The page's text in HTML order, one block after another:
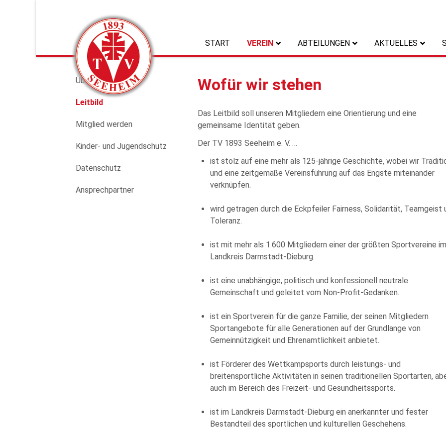
START
VEREIN
LEITBILD
KINDER- UND
JUGENDSCHUTZ
ANSPRECHPARTNER
ABTEILUNGEN
GYMNASTIK
JEDERMANNSPORT
LEICHTATHLETIK
TISCHTENNIS
TURNEN
VOLLEYBALL
AKTUELLES
Wofür wir stehen
Das Leitbild soll unseren Mitgliedern eine Orientierung und eine
gemeinsame Identität geben.
Der TV 1893 Seeheim e. V. …
ist stolz auf eine mehr als 125-jährige Geschichte, wobei wir
und eine zeitgemäße Vereinsführung auf das Engste miteinander
verknüpfen.
wird getragen durch die Eckpfeiler Fairness, Solidarität, Teamgeist
Toleranz.
ist mit mehr als 1.600 Mitgliedern einer der größten Sportvereine im
Landkreis Darmstadt-Dieburg.
ist eine unabhängige, politisch und konfessionell neutrale
Gemeinschaft und geleitet vom Non-Profit-Gedanken.
ist ein Sportverein für die ganze Familie, der seinen Mitgliedern
Sportangebote für alle Generationen auf der Grundlange von
Gemeinnützigkeit und Ehrenamtlichkeit anbietet.
ist Förderer des Wettkampsports durch leistungs- und
breitensportliche Aktivitäten in seinen traditionellen Sportarten,
auch im Bereich des Freizeit- und Gesundheitssports.
ist im Landkreis Darmstadt-Dieburg ein anerkannter und fester
Bestandteil des sportlichen und kulturellen Geschehens.
Navigation
überspringen
Über uns
Leitbild
Mitglied werden
Kinder- und Jugendschutz
Datenschutz
Ansprechpartner